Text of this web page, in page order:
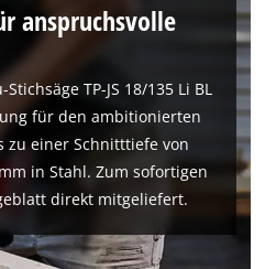
anspruchsvolle
TP-JS 18/135 Li BL
für den ambitionierten
zu einer Schnitttiefe von
in Stahl. Zum sofortigen
direkt mitgeliefert.